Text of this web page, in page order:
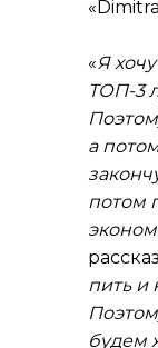
«
«Я
ТОП-3
а
потом
пить и
будем